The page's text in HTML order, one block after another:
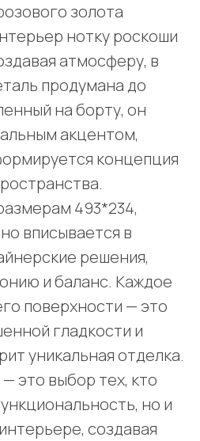
золота
нотку роскоши
атмосферу, в
продумана до
на борту, он
акцентом,
концепция
493*234,
вписывается в
решения,
и баланс. Каждое
поверхности — это
гладкости и
уникальная отделка.
это выбор тех, кто
но и
создавая